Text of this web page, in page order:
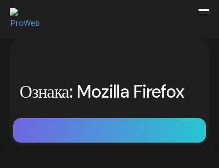
Ознака: Mozilla Firefox